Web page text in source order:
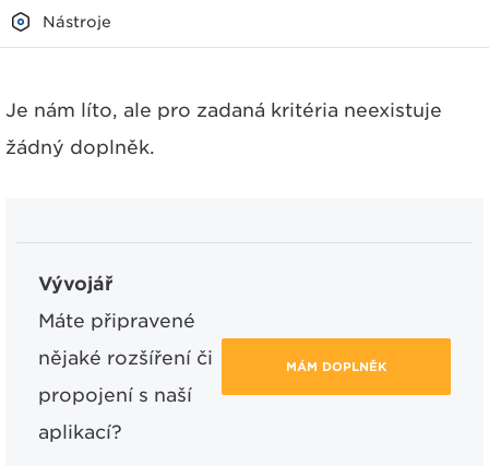
Nástroje
Je nám líto, ale pro zadaná kritéria neexistuje
žádný doplněk.
Vývojář
Máte připravené
nějaké rozšíření či
propojení s naší
aplikací?
MÁM DOPLNĚK